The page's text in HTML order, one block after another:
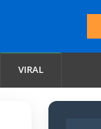
VIRAL